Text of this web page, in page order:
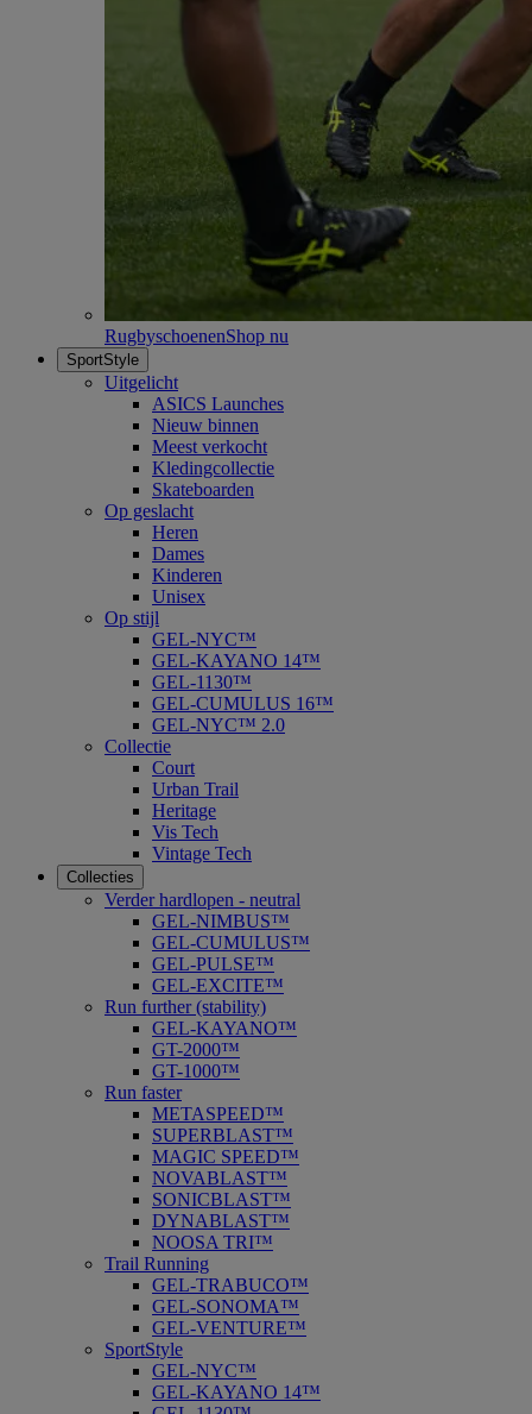
RugbyschoenenShop nu
SportStyle
Uitgelicht
ASICS Launches
Nieuw binnen
Meest verkocht
Kledingcollectie
Skateboarden
Op geslacht
Heren
Dames
Kinderen
Unisex
Op stijl
GEL-NYC™
GEL-KAYANO 14™
GEL-1130™
GEL-CUMULUS 16™
GEL-NYC™ 2.0
Collectie
Court
Urban Trail
Heritage
Vis Tech
Vintage Tech
Collecties
Verder hardlopen - neutral
GEL-NIMBUS™
GEL-CUMULUS™
GEL-PULSE™
GEL-EXCITE™
Run further (stability)
GEL-KAYANO™
GT-2000™
GT-1000™
Run faster
METASPEED™
SUPERBLAST™
MAGIC SPEED™
NOVABLAST™
SONICBLAST™
DYNABLAST™
NOOSA TRI™
Trail Running
GEL-TRABUCO™
GEL-SONOMA™
GEL-VENTURE™
SportStyle
GEL-NYC™
GEL-KAYANO 14™